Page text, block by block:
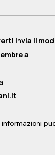
invia il
a